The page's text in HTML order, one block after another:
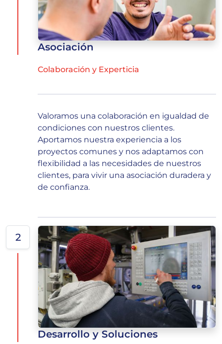
Asociación
Colaboración y Experticia
Valoramos una colaboración en igualdad de
condiciones con nuestros clientes.
Aportamos nuestra experiencia a los
proyectos comunes y nos adaptamos con
flexibilidad a las necesidades de nuestros
clientes, para vivir una asociación duradera y
de confianza.
2
Desarrollo y Soluciones